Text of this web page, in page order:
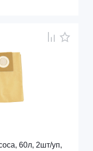
60л, 2шт/уп,